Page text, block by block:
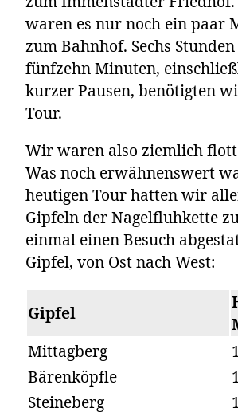
waren es nur noch ein paar
zum Bahnhof. Sechs
fünfzehn Minuten,
kurzer Pausen, benötigten
Tour.
Wir waren also ziemlich
Was noch erwähnenswert
heutigen Tour hatten wir
Gipfeln der Nagelfluhkette
einmal einen Besuch
Gipfel, von Ost nach West:
Gipfel
Mittagberg
Bärenköpfle
Steineberg